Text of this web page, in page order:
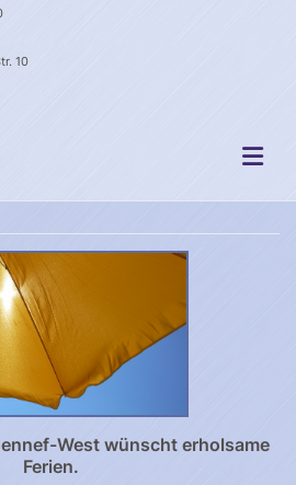
10
West wünscht erholsame
Ferien.